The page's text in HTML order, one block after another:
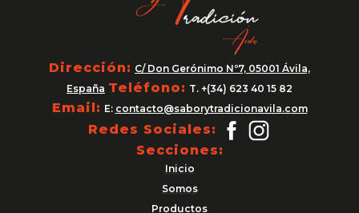
Dirección: C/ Don Gerónimo Nº7, 05001 Ávila,
España Teléfono: T. +(34) 623 40 15 82
Email: E: contacto@saborytradicionavila.com
Redes Sociales:
Secciones:
Inicio
Somos
Productos